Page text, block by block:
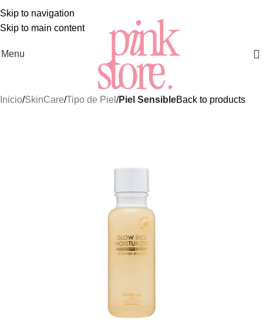
Skip to navigation
Skip to main content
EXCLUSIVOS PRODUCTOS DE
Menu
Inicio SkinCare Tipo de Piel Piel SensibleBack to products